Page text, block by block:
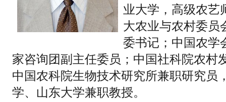
业大学，高级农艺
大农业与农村委员
委书记；中国农学
家咨询团副主任委员；中国社科院农村
中国农科院生物技术研究所兼职研究员
学、山东大学兼职教授。